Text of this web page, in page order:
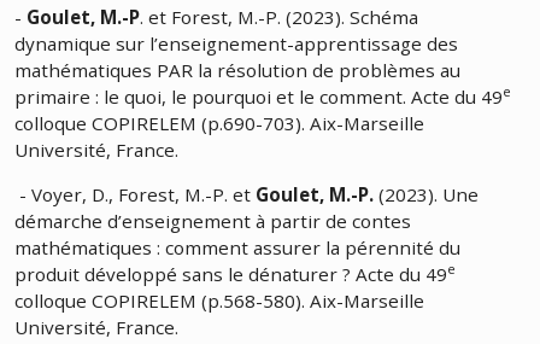
- Goulet, M.-P. et Forest, M.-P. (2023). Schéma
dynamique sur l’enseignement-apprentissage des
mathématiques PAR la résolution de problèmes au
primaire : le quoi, le pourquoi et le comment. Acte du 49e
colloque COPIRELEM (p.690-703). Aix-Marseille
Université, France.
- Voyer, D., Forest, M.-P. et Goulet, M.-P. (2023). Une
démarche d’enseignement à partir de contes
mathématiques : comment assurer la pérennité du
produit développé sans le dénaturer ? Acte du 49e
colloque COPIRELEM (p.568-580). Aix-Marseille
Université, France.